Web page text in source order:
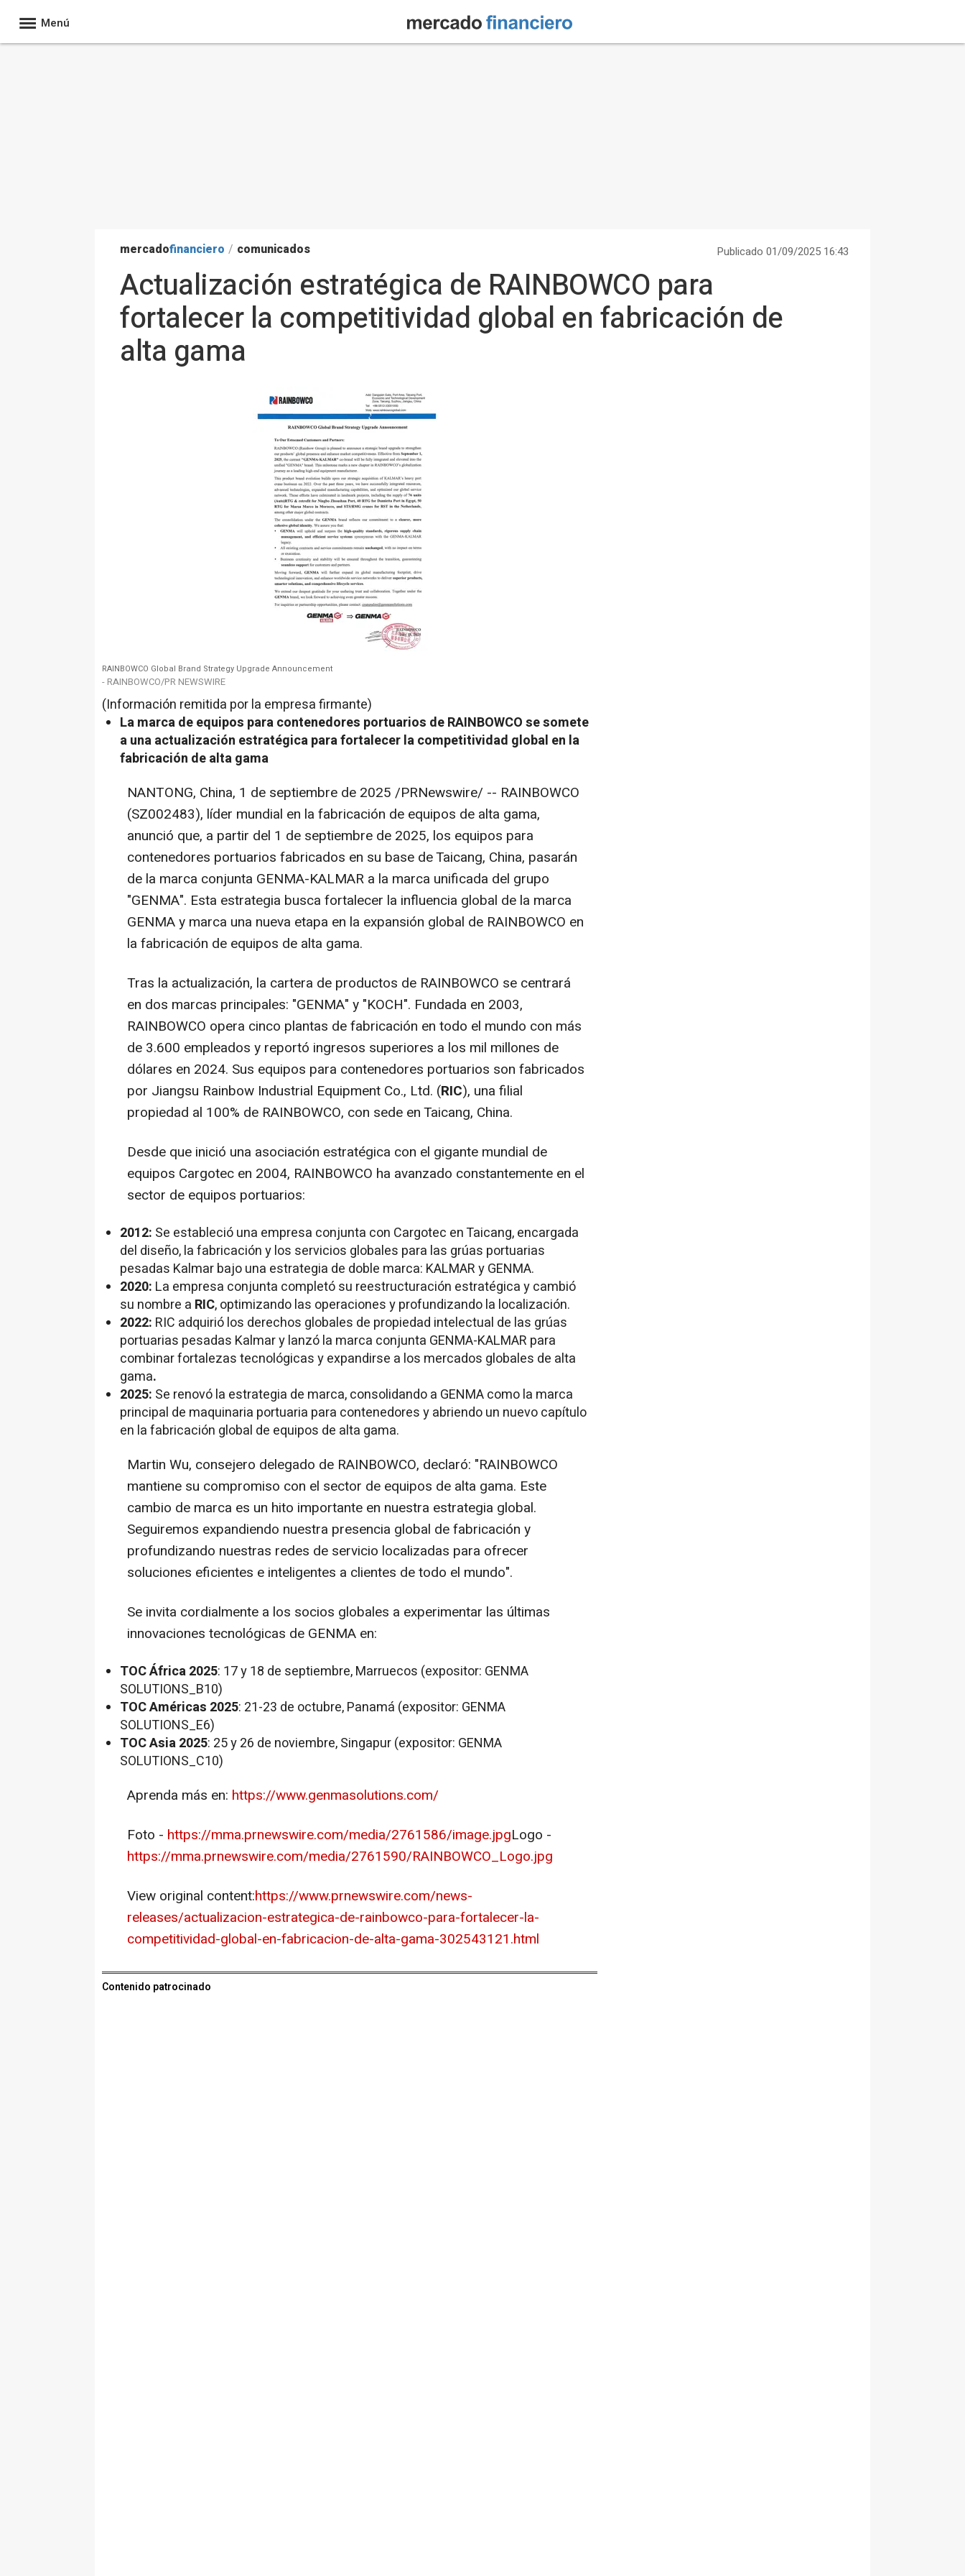
Menú
mercadofinanciero / comunicados Publicado 01/09/2025 16:43
Actualización estratégica de RAINBOWCO para
fortalecer la competitividad global en fabricación de
alta gama
RAINBOWCO Global Brand Strategy Upgrade Announcement
- RAINBOWCO/PR NEWSWIRE
(Información remitida por la empresa firmante)
La marca de equipos para contenedores portuarios de RAINBOWCO se somete
a una actualización estratégica para fortalecer la competitividad global en la
fabricación de alta gama
NANTONG, China, 1 de septiembre de 2025 /PRNewswire/ -- RAINBOWCO
(SZ002483), líder mundial en la fabricación de equipos de alta gama,
anunció que, a partir del 1 de septiembre de 2025, los equipos para
contenedores portuarios fabricados en su base de Taicang, China, pasarán
de la marca conjunta GENMA-KALMAR a la marca unificada del grupo
"GENMA". Esta estrategia busca fortalecer la influencia global de la marca
GENMA y marca una nueva etapa en la expansión global de RAINBOWCO en
la fabricación de equipos de alta gama.
Tras la actualización, la cartera de productos de RAINBOWCO se centrará
en dos marcas principales: "GENMA" y "KOCH". Fundada en 2003,
RAINBOWCO opera cinco plantas de fabricación en todo el mundo con más
de 3.600 empleados y reportó ingresos superiores a los mil millones de
dólares en 2024. Sus equipos para contenedores portuarios son fabricados
por Jiangsu Rainbow Industrial Equipment Co., Ltd. (RIC), una filial
propiedad al 100% de RAINBOWCO, con sede en Taicang, China.
Desde que inició una asociación estratégica con el gigante mundial de
equipos Cargotec en 2004, RAINBOWCO ha avanzado constantemente en el
sector de equipos portuarios:
2012: Se estableció una empresa conjunta con Cargotec en Taicang, encargada
del diseño, la fabricación y los servicios globales para las grúas portuarias
pesadas Kalmar bajo una estrategia de doble marca: KALMAR y GENMA.
2020: La empresa conjunta completó su reestructuración estratégica y cambió
su nombre a RIC, optimizando las operaciones y profundizando la localización.
2022: RIC adquirió los derechos globales de propiedad intelectual de las grúas
portuarias pesadas Kalmar y lanzó la marca conjunta GENMA-KALMAR para
combinar fortalezas tecnológicas y expandirse a los mercados globales de alta
gama.
2025: Se renovó la estrategia de marca, consolidando a GENMA como la marca
principal de maquinaria portuaria para contenedores y abriendo un nuevo capítulo
en la fabricación global de equipos de alta gama.
Martin Wu, consejero delegado de RAINBOWCO, declaró: "RAINBOWCO
mantiene su compromiso con el sector de equipos de alta gama. Este
cambio de marca es un hito importante en nuestra estrategia global.
Seguiremos expandiendo nuestra presencia global de fabricación y
profundizando nuestras redes de servicio localizadas para ofrecer
soluciones eficientes e inteligentes a clientes de todo el mundo".
Se invita cordialmente a los socios globales a experimentar las últimas
innovaciones tecnológicas de GENMA en:
TOC África 2025: 17 y 18 de septiembre, Marruecos (expositor: GENMA
SOLUTIONS_B10)
TOC Américas 2025: 21-23 de octubre, Panamá (expositor: GENMA
SOLUTIONS_E6)
TOC Asia 2025: 25 y 26 de noviembre, Singapur (expositor: GENMA
SOLUTIONS_C10)
Aprenda más en: https://www.genmasolutions.com/
Foto - https://mma.prnewswire.com/media/2761586/image.jpgLogo -
https://mma.prnewswire.com/media/2761590/RAINBOWCO_Logo.jpg
View original content:https://www.prnewswire.com/news-
releases/actualizacion-estrategica-de-rainbowco-para-fortalecer-la-
competitividad-global-en-fabricacion-de-alta-gama-302543121.html
Contenido patrocinado